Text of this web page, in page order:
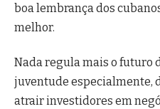
boa lembrança dos
melhor.
Nada regula mais o futuro
juventude especialmente,
atrair investidores em